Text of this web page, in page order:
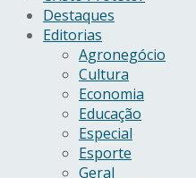
Destaques
Editorias
Agronegócio
Cultura
Economia
Educação
Especial
Esporte
Geral